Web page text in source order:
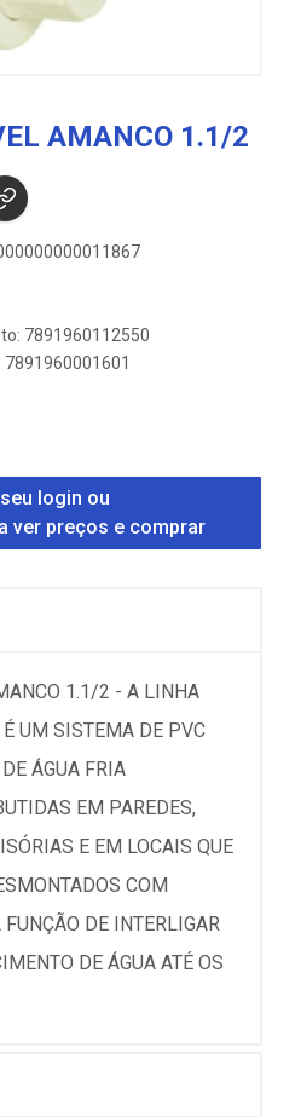
AMANCO 1.1/2
7891960112550
7891960001601
login ou
ver preços e comprar
1.1/2 - A LINHA
UM SISTEMA DE PVC
ÁGUA FRIA
EM PAREDES,
E EM LOCAIS QUE
COM
DE INTERLIGAR
DE ÁGUA ATÉ OS